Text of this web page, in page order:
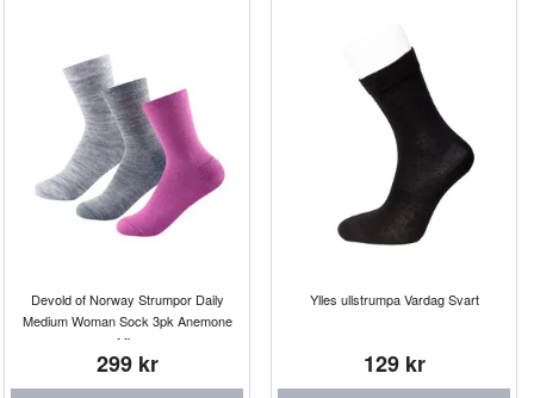
Devold of Norway Strumpor Daily
Medium Woman Sock 3pk Anemone
Mix
299 kr
Ylles ullstrumpa Vardag Svart
129 kr